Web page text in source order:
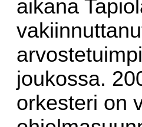
aikana
joukossa.
orkesteri on